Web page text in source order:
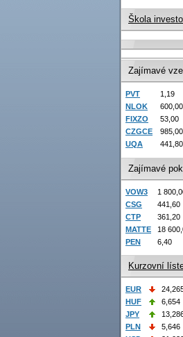
Škola
Zajímavé
PVT 1,19
NLOK
600,00
FIXZO
53,00
CZGCE
985,00
UQA
441,80
Zajímavé
VOW3 1
CSG
441,60
CTP
361,20
MATTE
18
PEN
6,40
Kurzovní
EUR
HUF
6,654
JPY
PLN
5,646